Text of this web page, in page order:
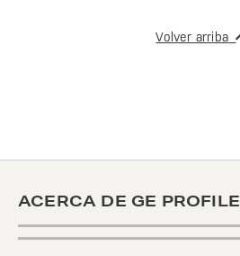
Volver arriba
ACERCA DE GE PROFILE